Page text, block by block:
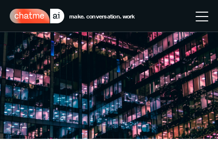
make. conversation. work